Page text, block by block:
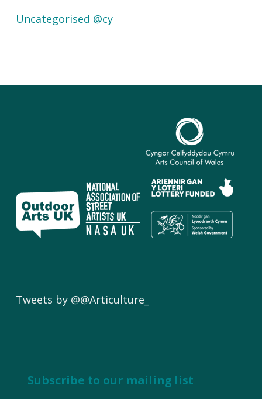
Uncategorised @cy
Tweets by @@Articulture_
Subscribe to our mailing list